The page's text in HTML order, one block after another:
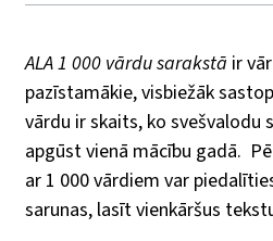
ALA 1 000 vārdu sarakstā ir
pazīstamākie, visbiežāk
vārdu ir skaits, ko svešvalodu
apgūst vienā mācību gadā.
ar 1 000 vārdiem var
sarunas, lasīt vienkāršus